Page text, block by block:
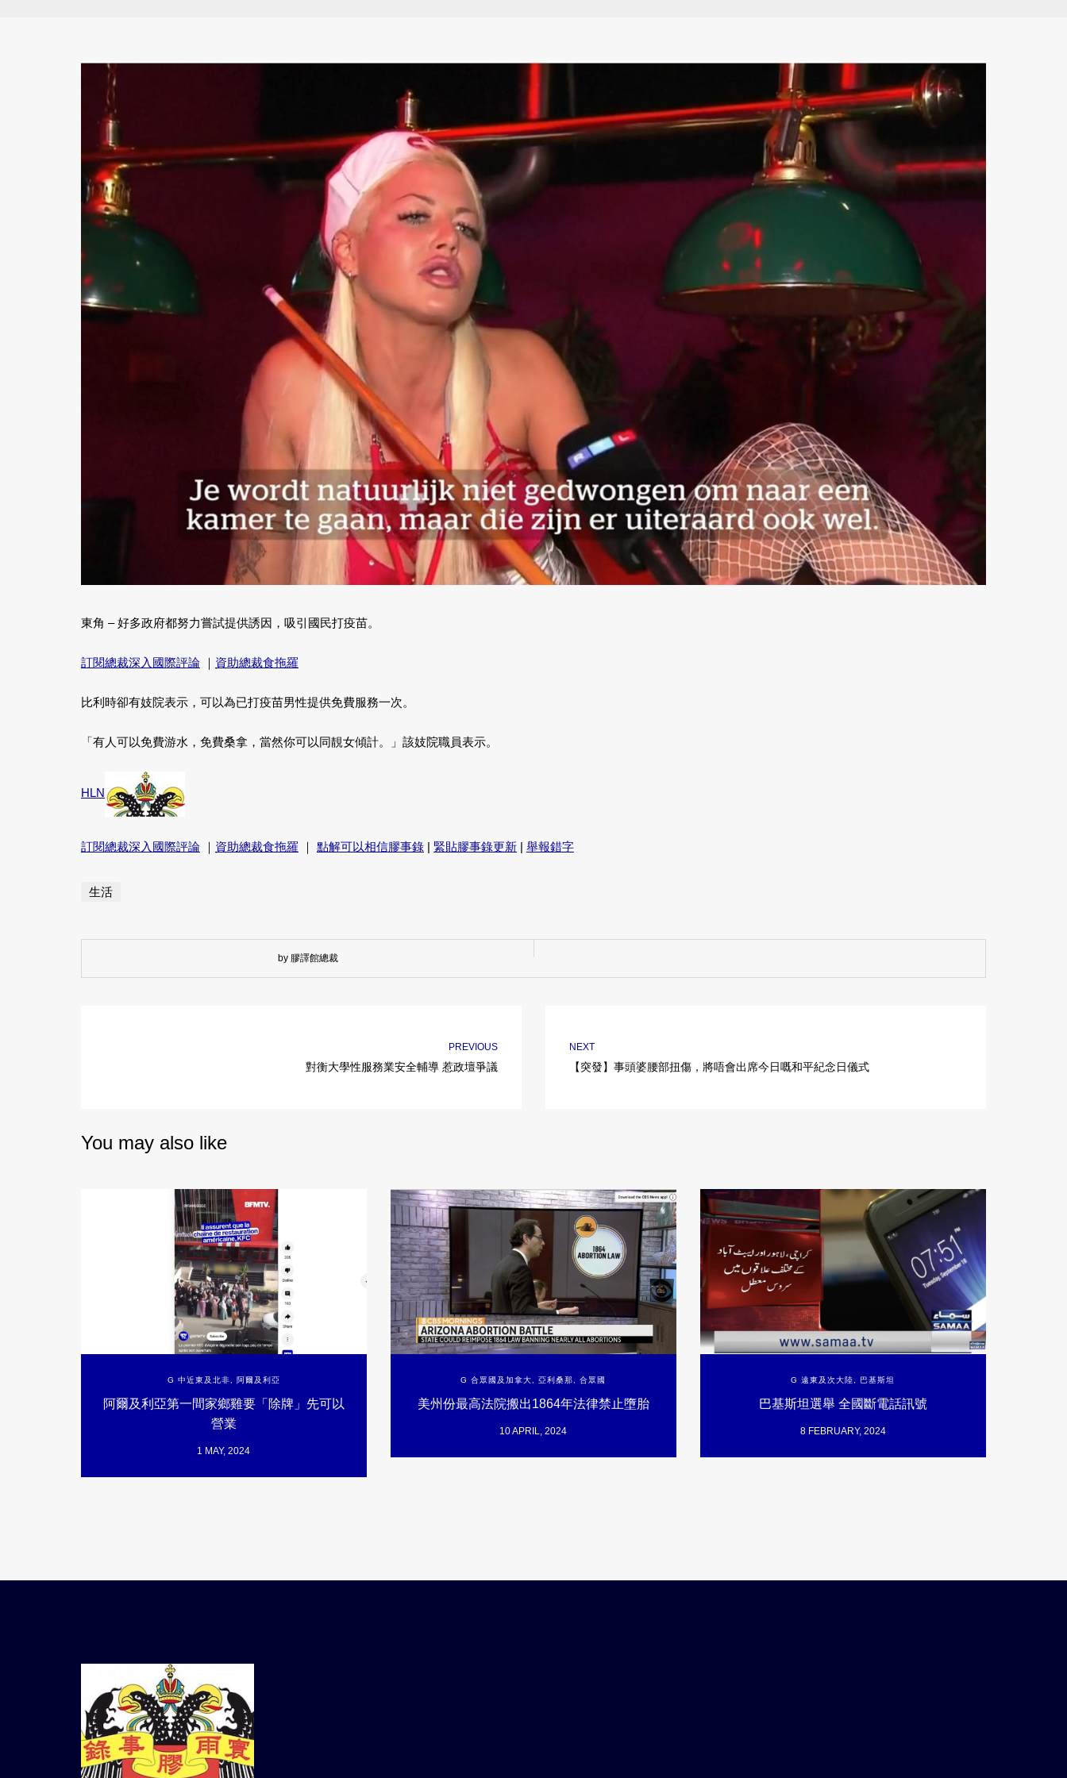
東角 – 好多政府都努力嘗試提供誘因，吸引國民打疫苗。
訂閱總裁深入國際評論 ｜ 資助總裁食拖羅
比利時卻有妓院表示，可以為已打疫苗男性提供免費服務一次。
「有人可以免費游水，免費桑拿，當然你可以同靚女傾計。」該妓院職員表示。
HLN
訂閱總裁深入國際評論 ｜ 資助總裁食拖羅 ｜ 點解可以相信膠事錄 | 緊貼膠事錄更新 | 舉報錯字
生活
by 膠譯館總裁
PREVIOUS
對衡大學性服務業安全輔導 惹政壇爭議
NEXT
【突發】事頭婆腰部扭傷，將唔會出席今日嘅和平紀念日儀式
You may also like
G 中近東及北非, 阿爾及利亞
阿爾及利亞第一間家鄉雞要「除牌」先可以
營業
1 MAY, 2024
G 合眾國及加拿大,亞利桑那,合眾國
美州份最高法院搬出1864年法律禁止墮胎
10 APRIL, 2024
G 遠東及次大陸, 巴基斯坦
巴基斯坦選舉 全國斷電話訊號
8 FEBRUARY, 2024